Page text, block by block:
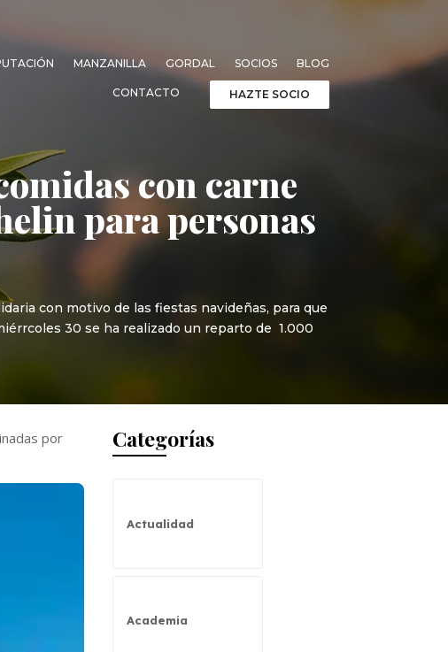
MANZANILLA GORDAL SOCIOS BLOG
CONTACTO HAZTE SOCIO
con carne
para personas
con motivo de las fiestas navideñas, para que
30 se ha realizado un reparto de 1.000
por
Categorías
Actualidad
Academia